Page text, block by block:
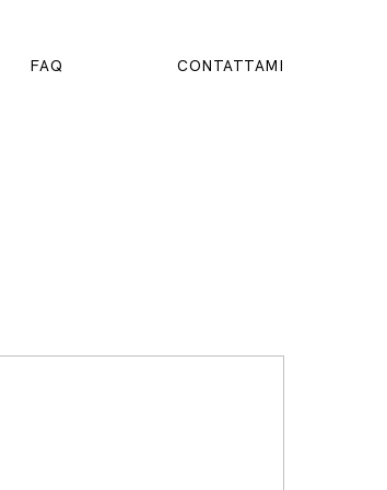
FAQ CONTATTAMI